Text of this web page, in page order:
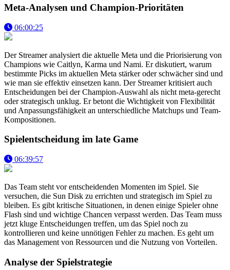
Meta-Analysen und Champion-Prioritäten
06:00:25
Der Streamer analysiert die aktuelle Meta und die Priorisierung von
Champions wie Caitlyn, Karma und Nami. Er diskutiert, warum
bestimmte Picks im aktuellen Meta stärker oder schwächer sind und
wie man sie effektiv einsetzen kann. Der Streamer kritisiert auch
Entscheidungen bei der Champion-Auswahl als nicht meta-gerecht
oder strategisch unklug. Er betont die Wichtigkeit von Flexibilität
und Anpassungsfähigkeit an unterschiedliche Matchups und Team-
Kompositionen.
Spielentscheidung im late Game
06:39:57
Das Team steht vor entscheidenden Momenten im Spiel. Sie
versuchen, die Sun Disk zu errichten und strategisch im Spiel zu
bleiben. Es gibt kritische Situationen, in denen einige Spieler ohne
Flash sind und wichtige Chancen verpasst werden. Das Team muss
jetzt kluge Entscheidungen treffen, um das Spiel noch zu
kontrollieren und keine unnötigen Fehler zu machen. Es geht um
das Management von Ressourcen und die Nutzung von Vorteilen.
Analyse der Spielstrategie